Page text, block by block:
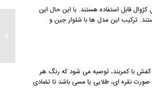
قابل استفاده هستند. با این حال این
ترکیب این مدل ها با شلوار جین و
با کمربند، توصیه می شود که رنگ هر
صورت نقره ای، طلایی یا مسی باشد تا تضادی
جنس